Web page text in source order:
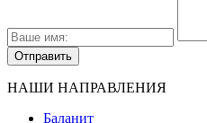
НАШИ НАПРАВЛЕНИЯ
Баланит